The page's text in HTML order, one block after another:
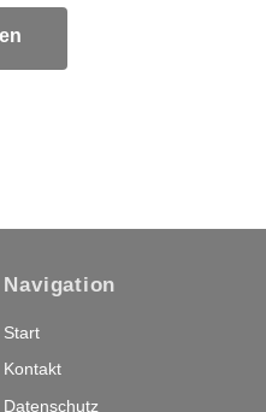
Navigation
Start
Kontakt
Datenschutz